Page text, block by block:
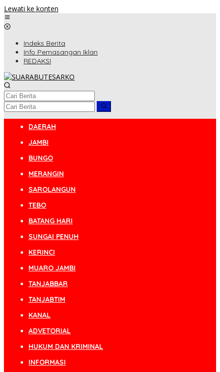
Lewati ke konten
Indeks Berita
Info Pemasangan Iklan
REDAKSI
DAERAH
JAMBI
BUNGO
MERANGIN
SAROLANGUN
TEBO
BATANG HARI
SUNGAI PENUH
KERINCI
MUARO JAMBI
TANJABBAR
TANJABTIM
KANAL
ADVETORIAL
HUKUM DAN KRIMINAL
INFORMASI